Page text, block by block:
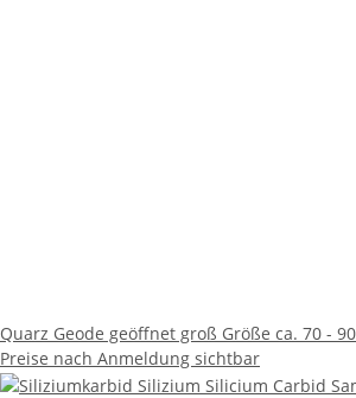
Quarz Geode geöffnet groß Größe ca. 70 -
Preise nach Anmeldung sichtbar